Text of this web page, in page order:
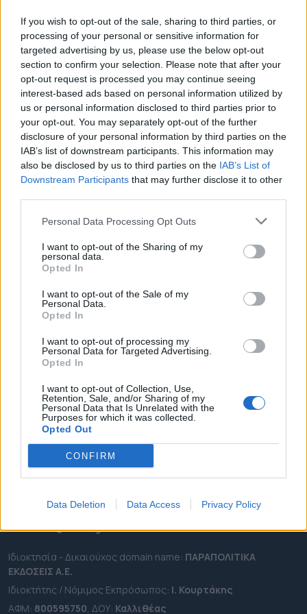
If you wish to opt-out of the sale, sharing to third parties, or
processing of your personal or sensitive information for
targeted advertising by us, please use the below opt-out
section to confirm your selection. Please note that after your
opt-out request is processed you may continue seeing
interest-based ads based on personal information utilized by
us or personal information disclosed to third parties prior to
your opt-out. You may separately opt-out of the further
disclosure of your personal information by third parties on the
IAB’s list of downstream participants. This information may
also be disclosed by us to third parties on the IAB’s List of
Downstream Participants that may further disclose it to other
Personal Data Processing Opt Outs
I want to opt-out of the Sharing of my
personal data.
Opted In
I want to opt-out of the Sale of my
Personal Data.
Opted In
I want to opt-out of processing my
Personal Data for Targeted Advertising.
Opted In
I want to opt-out of Collection, Use,
Retention, Sale, and/or Sharing of my
Personal Data that Is Unrelated with the
Purposes for which it was collected.
Opted Out
CONFIRM
Data Deletion Data Access Privacy Policy
Στα δικαστήρια αναμένεται να βρεθεί ο ΣΥΡΙΖΑ με
αρκετούς δημάρχους που ξαφνικά έλαβαν το χρίσμα
της Κουμουνδούρου. Ενας από αυτούς είναι ο
υποψήφιος δήμαρχος Μονεμβασιάς Παναγιώτης
Νικολινάκος, ο οποίος σε ανακοίνωσή του έκανε
γνωστό ότι θα κινηθεί με ασφαλιστικά μέτρα προς
τους υπευθύνους που εξέδωσαν την ανακοίνωση, η
οποία δημιούργησε στρεβλή εικόνα για τον
συνδυασμό […]
21.05.2019 - 13.08
ΕΠΙΚΑΙΡΟΤΗΤΑ
ΠΕΡΙΦΕΡΕΙΕΣ
OTA LEAKS
ΑΠΟΨΕΙΣ
ΠΡΟΣΛΗΨΕΙΣ
e-ota.gr | Ταυτότητα
Ταχ. Διεύθυνση:Λεωφόρος Ανδρέα Συγγρού 188, 17671,
2111091100
Εmail:info@e-ota.gr
Ιδιοκτησία - Δικαιούχος domain name: ΠΑΡΑΠΟΛΙΤΙΚΑ
ΕΚΔΟΣΕΙΣ A.E.
Ιδιοκτήτης / Νόμιμος Εκπρόσωπος: Ι. Κουρτάκης
ΑΦΜ: 800595750 , ΔΟΥ: Καλλιθέας